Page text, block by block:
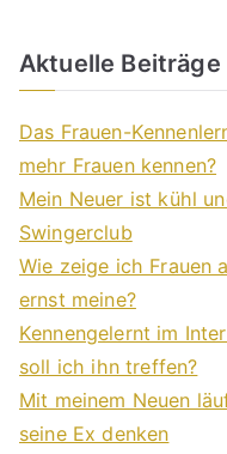
Aktuelle Beiträge
Das Frauen-
mehr Frauen kennen?
Mein Neuer ist kühl
Swingerclub
Wie zeige ich Frauen
ernst meine?
Kennengelernt im
soll ich ihn treffen?
Mit meinem Neuen
seine Ex denken